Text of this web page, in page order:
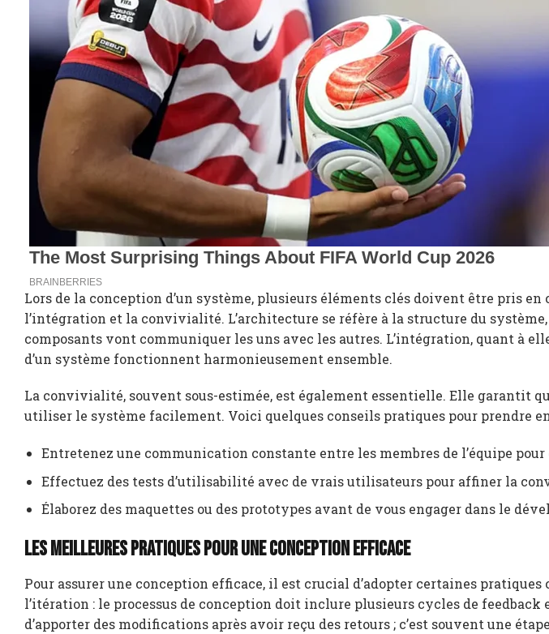
Lors de la conception d’un système, plusieurs éléments clés doivent être pris
l’intégration et la convivialité. L’architecture se réfère à la structure du
composants vont communiquer les uns avec les autres. L’intégration, quant à
d’un système fonctionnent harmonieusement ensemble.
La convivialité, souvent sous-estimée, est également essentielle. Elle garantit
utiliser le système facilement. Voici quelques conseils pratiques pour prendre
Entretenez une communication constante entre les membres de l’équipe
Effectuez des tests d’utilisabilité avec de vrais utilisateurs pour affiner la
Élaborez des maquettes ou des prototypes avant de vous engager dans le
Les meilleures pratiques pour une conception efficace
Pour assurer une conception efficace, il est crucial d’adopter certaines pratiques
l’itération : le processus de conception doit inclure plusieurs cycles de feedback
d’apporter des modifications après avoir reçu des retours ; c’est souvent une